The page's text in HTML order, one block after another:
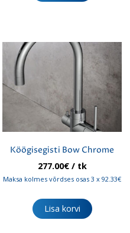
Köögisegisti Bow Chrome
277.00€/ tk
Maksa kolmes võrdses osas 3 x 92.33€
Lisa korvi